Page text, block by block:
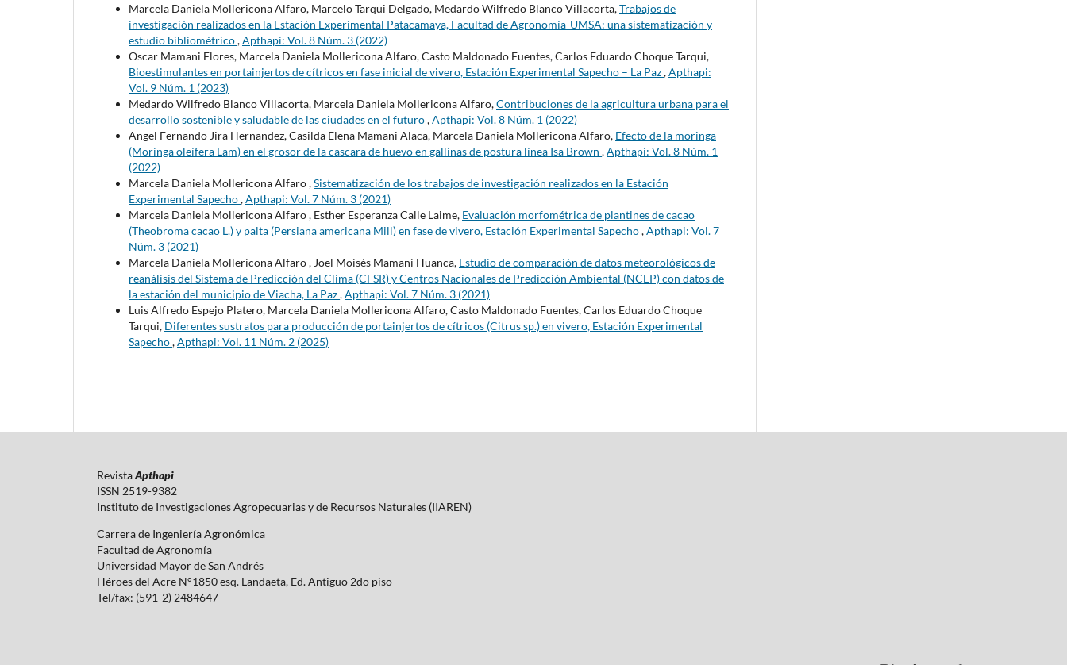
Marcela Daniela Mollericona Alfaro, Marcelo Tarqui Delgado, Medardo Wilfredo Blanco Villacorta,Trabajos de
investigación realizados en la Estación Experimental Patacamaya, Facultad de Agronomía-UMSA: una sistematización y
estudio bibliométrico,Apthapi: Vol. 8 Núm. 3 (2022)
Oscar Mamani Flores, Marcela Daniela Mollericona Alfaro, Casto Maldonado Fuentes, Carlos Eduardo Choque Tarqui,
Bioestimulantes en portainjertos de cítricos en fase inicial de vivero, Estación Experimental Sapecho – La Paz,Apthapi:
Vol. 9 Núm. 1 (2023)
Medardo Wilfredo Blanco Villacorta, Marcela Daniela Mollericona Alfaro,Contribuciones de la agricultura urbana para el
desarrollo sostenible y saludable de las ciudades en el futuro,Apthapi: Vol. 8 Núm. 1 (2022)
Angel Fernando Jira Hernandez, Casilda Elena Mamani Alaca, Marcela Daniela Mollericona Alfaro, Efecto de la moringa
(Moringa oleífera Lam) en el grosor de la cascara de huevo en gallinas de postura línea Isa Brown ,Apthapi: Vol. 8 Núm. 1
(2022)
Marcela Daniela Mollericona Alfaro ,Sistematización de los trabajos de investigación realizados en la Estación
Experimental Sapecho,Apthapi: Vol. 7 Núm. 3 (2021)
Marcela Daniela Mollericona Alfaro , Esther Esperanza Calle Laime, Evaluación morfométrica de plantines de cacao
(Theobroma cacao L.) y palta (Persiana americana Mill) en fase de vivero, Estación Experimental Sapecho,Apthapi: Vol. 7
Núm. 3 (2021)
Marcela Daniela Mollericona Alfaro , Joel Moisés Mamani Huanca, Estudio de comparación de datos meteorológicos de
reanálisis del Sistema de Predicción del Clima (CFSR) y Centros Nacionales de Predicción Ambiental (NCEP) con datos de
la estación del municipio de Viacha, La Paz,Apthapi: Vol. 7 Núm. 3 (2021)
Luis Alfredo Espejo Platero, Marcela Daniela Mollericona Alfaro, Casto Maldonado Fuentes, Carlos Eduardo Choque
Tarqui, Diferentes sustratos para producción de portainjertos de cítricos (Citrus sp.) en vivero, Estación Experimental
Sapecho,Apthapi: Vol. 11 Núm. 2 (2025)
RevistaApthapi
ISSN 2519-9382
Instituto de Investigaciones Agropecuarias y de Recursos Naturales (IIAREN)
Carrera de Ingeniería Agronómica
Facultad de Agronomía
Universidad Mayor de San Andrés
Héroes del Acre N°1850 esq. Landaeta, Ed. Antiguo 2do piso
Tel/fax: (591-2) 2484647